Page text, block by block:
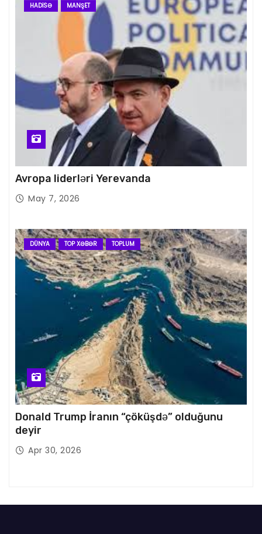
HADISƏ MANŞET
Avropa liderləri Yerevanda
May 7, 2026
DÜNYA TOP XƏBƏR TOPLUM
Donald Trump İranın “çöküşdə” olduğunu
deyir
Apr 30, 2026